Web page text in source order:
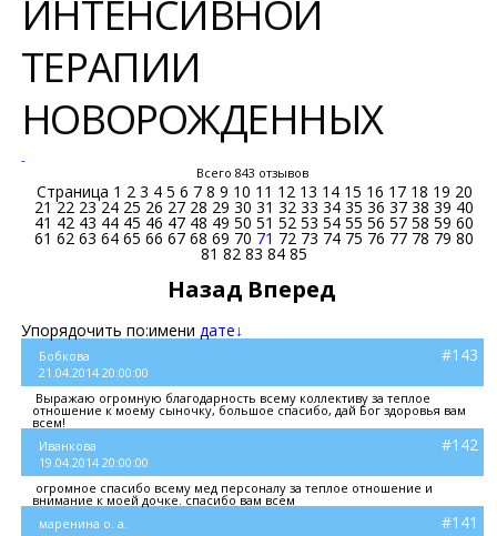
ИНТЕНСИВНОЙ
ТЕРАПИИ
НОВОРОЖДЕННЫХ
-
Всего 843 отзывов
Страница 1 2 3 4 5 6 7 8 9 10 11 12 13 14 15 16 17 18 19 20
21 22 23 24 25 26 27 28 29 30 31 32 33 34 35 36 37 38 39 40
41 42 43 44 45 46 47 48 49 50 51 52 53 54 55 56 57 58 59 60
61 62 63 64 65 66 67 68 69 70 71 72 73 74 75 76 77 78 79 80
81 82 83 84 85
Назад Вперед
Упорядочить по:имени дате↓
Бобкова
21.04.2014 20:00:00
#143
Выражаю огромную благодарность всему коллективу за теплое
отношение к моему сыночку, большое спасибо, дай Бог здоровья вам
всем!
Иванкова
19.04.2014 20:00:00
#142
огромное спасибо всему мед персоналу за теплое отношение и
внимание к моей дочке. спасибо вам всем
маренина о. а.
#141